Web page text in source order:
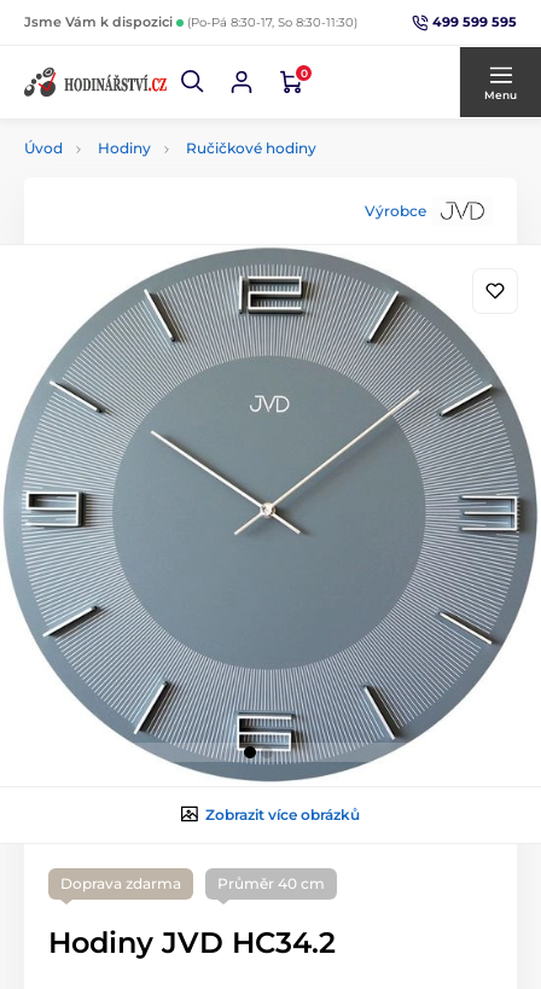
Jsme Vám k dispozici (Po-Pá 8:30-17, So 8:30-11:30) 499 599 595
0
Menu
Úvod Hodiny Ručičkové hodiny
Výrobce
Zobrazit více obrázků
Doprava zdarma Průměr 40 cm
Hodiny JVD HC34.2